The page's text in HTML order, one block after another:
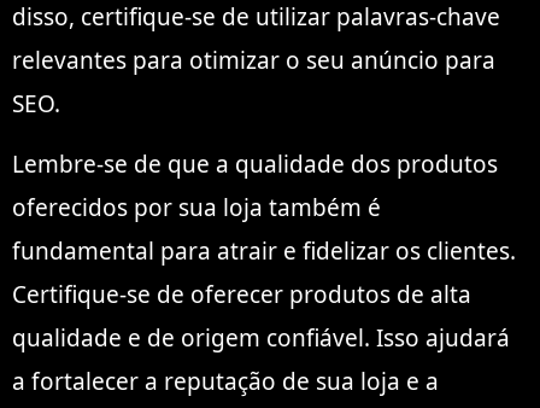
disso, certifique-se de utilizar palavras-chave
relevantes para otimizar o seu anúncio para
SEO.
Lembre-se de que a qualidade dos produtos
oferecidos por sua loja também é
fundamental para atrair e fidelizar os clientes.
Certifique-se de oferecer produtos de alta
qualidade e de origem confiável. Isso ajudará
a fortalecer a reputação de sua loja e a